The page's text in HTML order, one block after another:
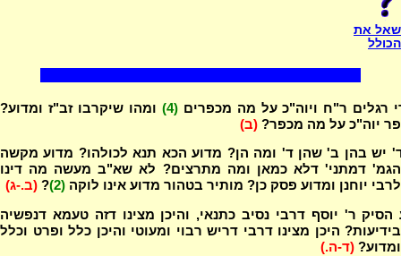
שאל את
הכולל
רגלים ר"ח ויוה"כ על מה מכפרים(4)
ומהו שיקרבו זב"ז ומדוע?
פר יוה"כ על מה מכפר? (ב)
יש בהן ב' שהן ד' ומה הן? מדוע הכא תנא לכולהו? מדוע מקשה
הגמ' דמתני' דלא כמאן ומה מתרצים? לא שא"ב מעשה מה דינו
לרבי יוחנן ומדוע פסק כן? מותיר בטהור מדוע אינו לוקה (2)
? (ב.-ג)
הסיק ר' יוסף דרבי נסיב כתנאי, והיכן מצינו דזה טעמא דנפשיה
בידיעות? היכן מצינו דרבי דריש רבוי ומעוטי והיכן כלל ופרט וכלל
ומדוע? (ד-ה.)